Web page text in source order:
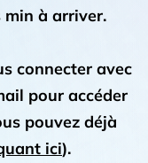
min à arriver.
connecter avec
pour accéder
pouvez déjà
ici).